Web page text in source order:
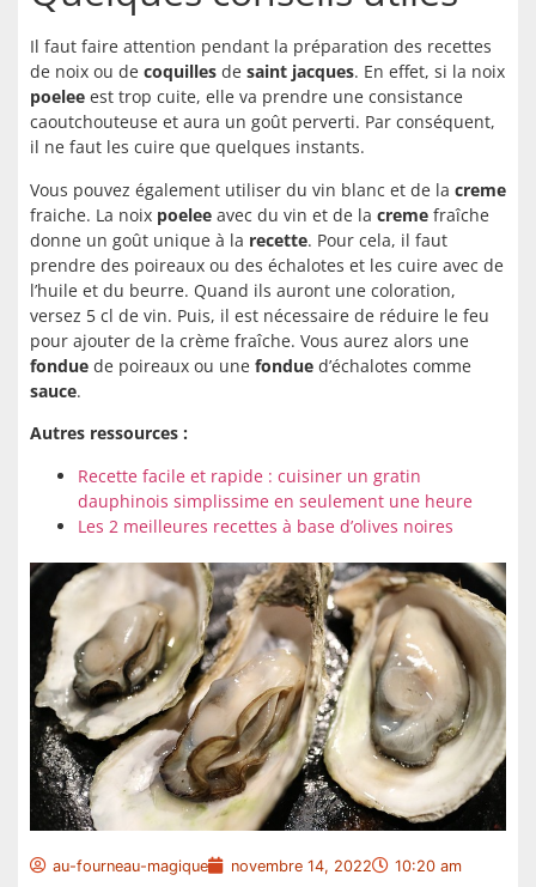
Il faut faire attention pendant la préparation des recettes
de noix ou de coquilles de saint jacques. En effet, si la noix
poelee est trop cuite, elle va prendre une consistance
caoutchouteuse et aura un goût perverti. Par conséquent,
il ne faut les cuire que quelques instants.
Vous pouvez également utiliser du vin blanc et de la creme
fraiche. La noix poelee avec du vin et de la creme fraîche
donne un goût unique à la recette. Pour cela, il faut
prendre des poireaux ou des échalotes et les cuire avec de
l’huile et du beurre. Quand ils auront une coloration,
versez 5 cl de vin. Puis, il est nécessaire de réduire le feu
pour ajouter de la crème fraîche. Vous aurez alors une
fondue de poireaux ou une fondue d’échalotes comme
sauce.
Autres ressources :
Recette facile et rapide : cuisiner un gratin
dauphinois simplissime en seulement une heure
Les 2 meilleures recettes à base d’olives noires
au-fourneau-magique novembre 14, 2022 10:20 am